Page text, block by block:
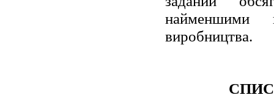
найменшими
виробництва.